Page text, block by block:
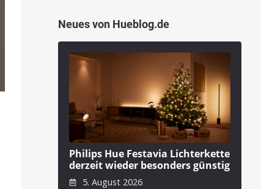
Neues von Hueblog.de
Philips Hue Festavia Lichterkette
derzeit wieder besonders günstig
5. August 2026